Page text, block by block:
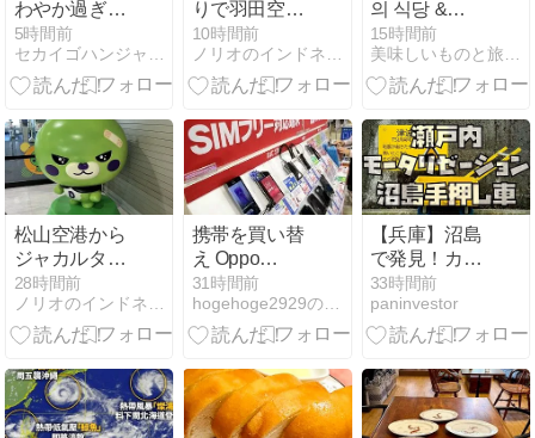
わやか過ぎる
にもほどがあ
る、浅漬けキ
ュウリ
5時間前
セカイゴハンジャーニー
りで羽田空港
に着いて
10時間前
ノリオのインドネシア赴任日記
의 식당 &
CAFE イオン
モールナゴヤ
ノリタケガー
ンチ！
15時間前
美味しいものと旅行が大好き!!
松山空港から
ジャカルタへ
戻り
28時間前
ノリオのインドネシア赴任日記
携帯を買い替
え Oppo
Reno15A
31時間前
hogehoge2929のblog
【兵庫】沼島
で発見！カラ
フルな手押し
車と「瀬戸内
モータリゼー
力
33時間前
paninvestor